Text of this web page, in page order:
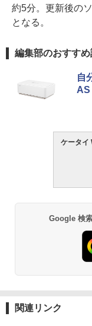
約5分。更新後の
となる。
編集部のおすす
自
AS
ケータイ
Google 検
関連リンク